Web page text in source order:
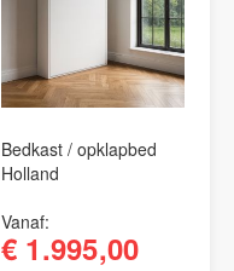
Bedkast / opklapbed
Holland
Vanaf
€ 1.995,00